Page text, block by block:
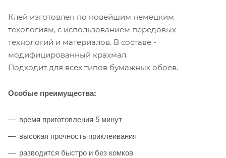
Клей изготовлен по новейшим немецким
техологиям, с использованием передовых
технологий и материалов. В составе -
модифицированный крахмал.
Подходит для всех типов бумажных обоев.
Особые преимущества:
время приготовления 5 минут
высокая прочность приклеивания
разводится быстро и без комков